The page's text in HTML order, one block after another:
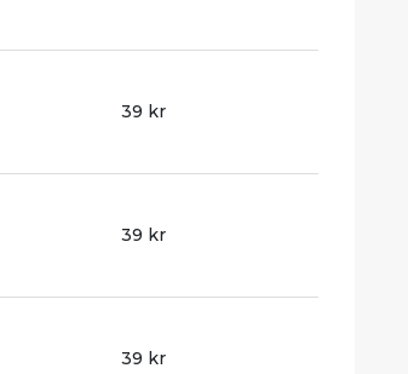
39 kr
39 kr
39 kr